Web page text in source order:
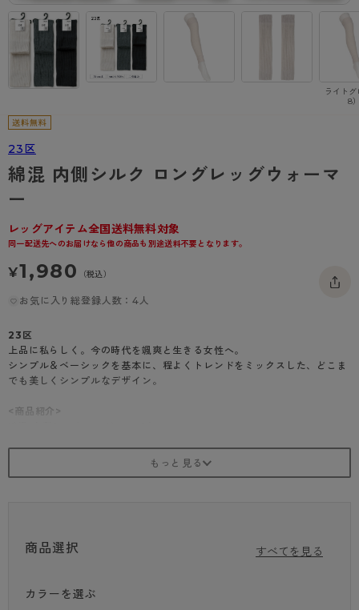
- パンティ部レスストッキング
タイツ
- 無地タイツ
- 着圧タイツ
レギンス・スパッツ
ショーツ
- レギュラーショーツ
- サニタリーショーツ
- 長袖（七分袖以上）
- カップ付きインナー
アクティブ・スポーツ
- スポーツブラ
- スポーツトップス
肌着・インナー
スクールソックス
ショーツ
レギュラーショーツ
サニタリーショーツ
フェイクタイツ
hotto comfort
Atsugi COLORS
みんなの、みんなの。
ハイジュニ
タイツの選び方
はじめての方へ
よくある質問（FAQ）
サイズ表
返品・交換について
ライトグ
8
23区
綿混 内側シルク ロングレッグウォーマ
ー
レッグアイテム全国送料無料対象
同一配送先へのお届けなら他の商品も別途送料不要となります。
¥1,980 （税込）
お気に入り総登録人数：4人
23区
上品に私らしく。今の時代を颯爽と生きる女性へ。
シンプル＆ベーシックを基本に、程よくトレンドをミックスした、どこま
でも美しくシンプルなデザイン。
<商品紹介>
お出かけ時の足元やおうち時間にも。
・二重編み
商品選択 すべてを見る
カラーを選ぶ